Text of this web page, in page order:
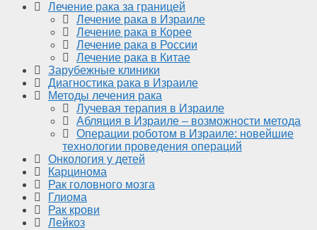
Лечение рака за границей
Лечение рака в Израиле
Лечение рака в Корее
Лечение рака в России
Лечение рака в Китае
Зарубежные клиники
Диагностика рака в Израиле
Методы лечения рака
Лучевая терапия в Израиле
Абляция в Израиле – возможности метода
Операции роботом в Израиле: новейшие
технологии проведения операций
Онкология у детей
Карцинома
Рак головного мозга
Глиома
Рак крови
Лейкоз